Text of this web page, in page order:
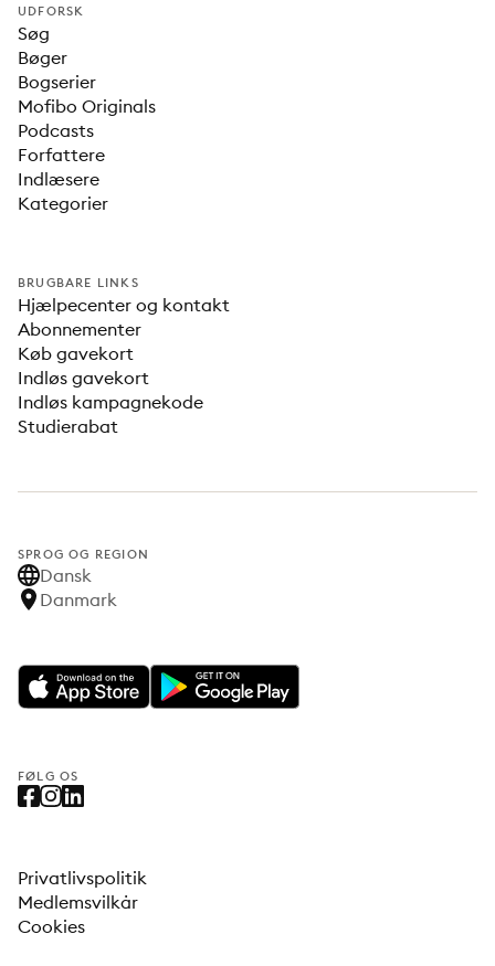
UDFORSK
Søg
Bøger
Bogserier
Mofibo Originals
Podcasts
Forfattere
Indlæsere
Kategorier
BRUGBARE LINKS
Hjælpecenter og kontakt
Abonnementer
Køb gavekort
Indløs gavekort
Indløs kampagnekode
Studierabat
SPROG OG REGION
Dansk
Danmark
FØLG OS
Privatlivspolitik
Medlemsvilkår
Cookies